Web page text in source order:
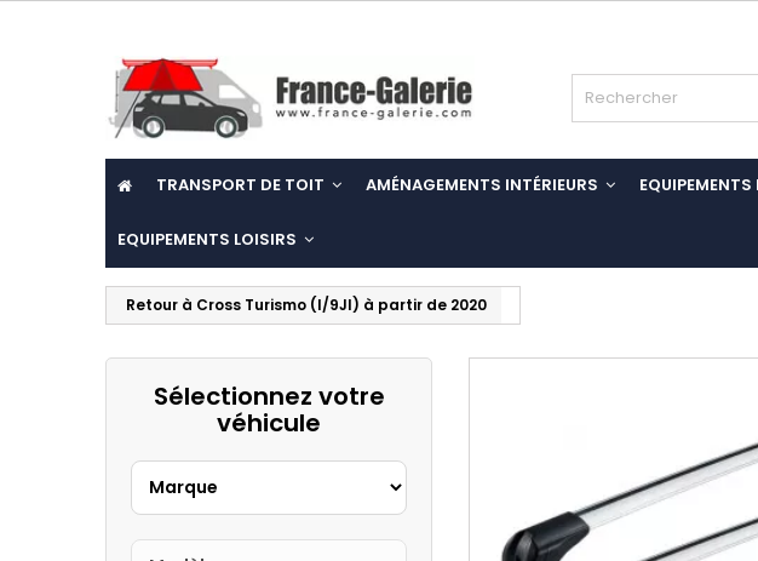
TRANSPORT DE TOIT AMÉNAGEMENTS INTÉRIEURS EQUIPEMENTS
EQUIPEMENTS LOISIRS
Retour à Cross Turismo (I/9JI) à partir de 2020
Sélectionnez votre
véhicule